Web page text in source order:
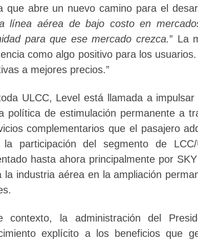
que abre un nuevo camino para el
línea aérea de bajo costo en
para que ese mercado crezca.” La
como algo positivo para los
a mejores precios.”
ULCC, Level está llamada a
política de estimulación permanente a
complementarios que el pasajero
la participación del segmento de
hasta ahora principalmente por
la industria aérea en la ampliación
contexto, la administración del
explícito a los beneficios que